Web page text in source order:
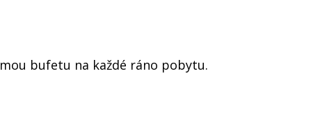
bufetu na každé ráno pobytu.